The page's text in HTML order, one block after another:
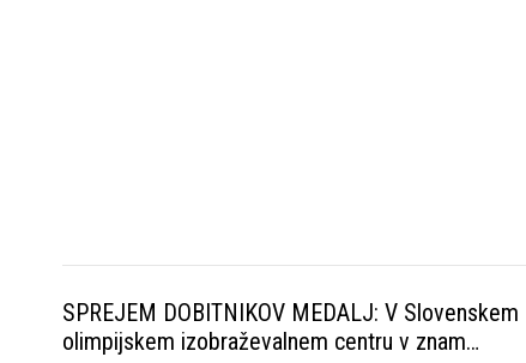
SPREJEM DOBITNIKOV MEDALJ: V Slovenskem
olimpijskem izobraževalnem centru v znam…